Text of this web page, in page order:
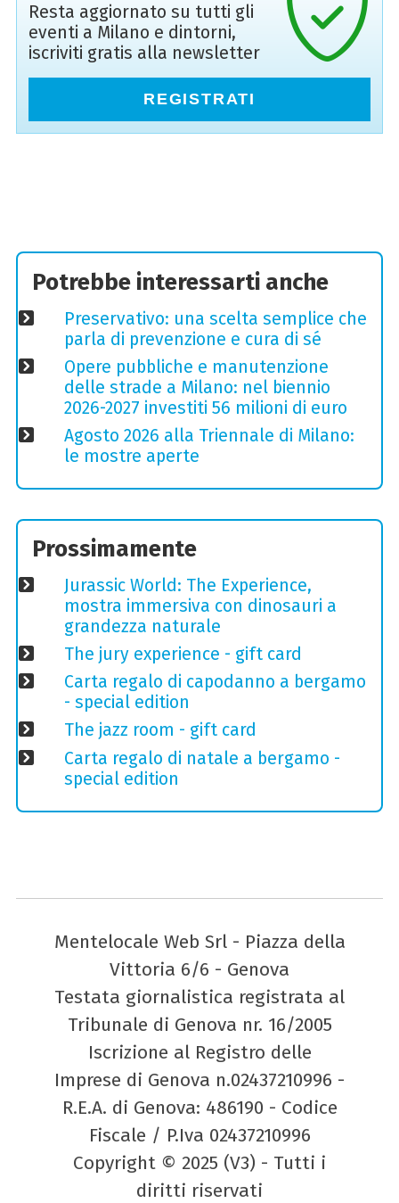
Resta aggiornato su tutti gli
eventi a Milano e dintorni,
iscriviti gratis alla newsletter
REGISTRATI
Potrebbe interessarti anche
Preservativo: una scelta semplice che
parla di prevenzione e cura di sé
Opere pubbliche e manutenzione
delle strade a Milano: nel biennio
2026-2027 investiti 56 milioni di euro
Agosto 2026 alla Triennale di Milano:
le mostre aperte
Prossimamente
Jurassic World: The Experience,
mostra immersiva con dinosauri a
grandezza naturale
The jury experience - gift card
Carta regalo di capodanno a bergamo
- special edition
The jazz room - gift card
Carta regalo di natale a bergamo -
special edition
Mentelocale Web Srl - Piazza della
Vittoria 6/6 - Genova
Testata giornalistica registrata al
Tribunale di Genova nr. 16/2005
Iscrizione al Registro delle
Imprese di Genova n.02437210996 -
R.E.A. di Genova: 486190 - Codice
Fiscale / P.Iva 02437210996
Copyright © 2025 (V3) - Tutti i
diritti riservati